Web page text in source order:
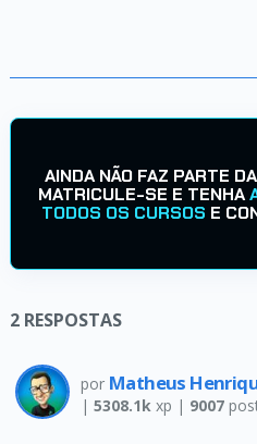
AINDA NÃO FAZ PARTE DA
MATRICULE-SE E TENHA
TODOS OS CURSOS E
2 RESPOSTAS
por Matheus
| 5308.1k xp | 9007